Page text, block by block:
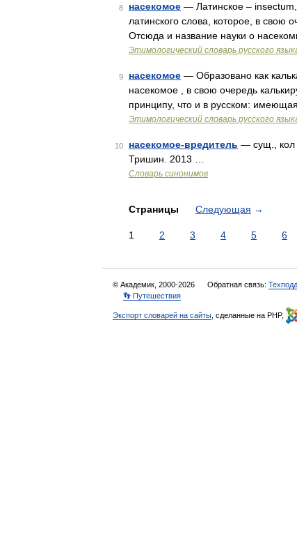
8 насекомое — Латинское –
латинского слова, которое, в свою
Отсюда и название науки о
Этимологический словарь русского
9 насекомое — Образовано как
насекомое , в свою очередь
принципу, что и в русском:
Этимологический словарь русского
10 насекомое-вредитель — сущ., кол
Тришин. 2013 …
Словарь синонимов
Страницы Следующая →
1 2 3 4 5 6
© Академик, 2000-2026 Обратная связь:
👣 Путешествия
Экспорт словарей на сайты , сделанные на PHP,